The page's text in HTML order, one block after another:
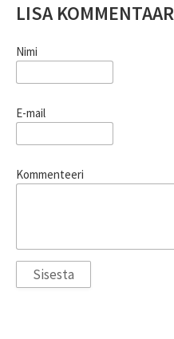
LISA KOMMENTAAR
Nimi
E-mail
Kommenteeri